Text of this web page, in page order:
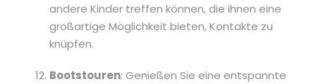
andere Kinder treffen können, die ihnen eine
großartige Möglichkeit bieten, Kontakte zu
knüpfen.
Bootstouren: Genießen Sie eine entspannte